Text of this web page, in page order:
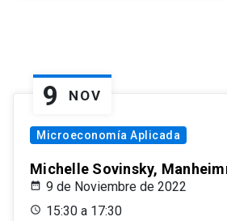
9 NOV
Microeconomía Aplicada
Michelle Sovinsky,
9 de Noviembre de 2022
15:30 a 17:30